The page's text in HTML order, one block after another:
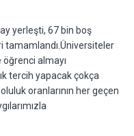
yerleşti, 67 bin boş
tamamlandı.Üniversiteler
almayı
tercih yapacak çokça
oranlarının her geçen